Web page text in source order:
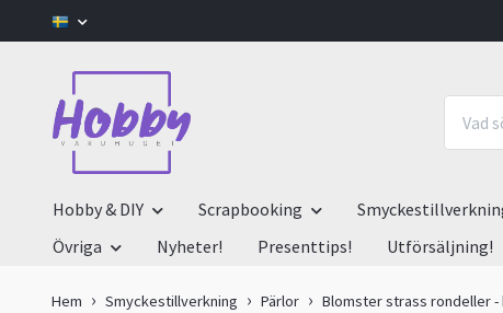
Hobby & DIY Scrapbooking
Övriga
Nyheter! Presenttips! Utförsäljning!
Hem Smyckestillverkning Pärlor Blomster strass rondeller -